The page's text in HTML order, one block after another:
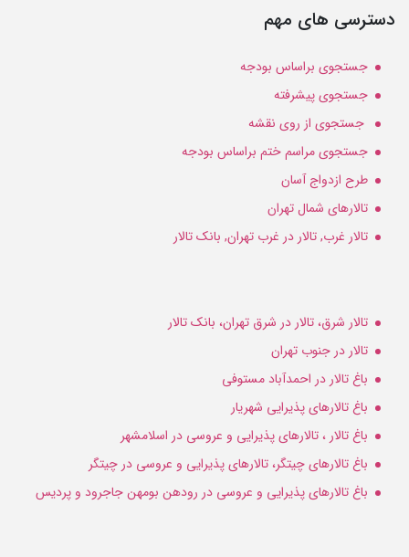
دسترسی های مهم
جستجوی براساس بودجه
جستجوی پیشرفته
جستجوی از روی نقشه
جستجوی مراسم ختم براساس بودجه
طرح ازدواج آسان
تالارهای شمال تهران
تالار غرب, تالار در غرب تهران, بانک تالار
تالار شرق، تالار در شرق تهران، بانک تالار
تالار در جنوب تهران
باغ تالار در احمدآباد مستوفی
باغ تالارهای پذیرایی شهریار
باغ تالار ، تالارهای پذیرایی و عروسی در اسلامشهر
باغ تالارهای چیتگر، تالارهای پذیرایی و عروسی در چیتگر
باغ تالارهای پذیرایی و عروسی در رودهن بومهن جاجرود و پردیس